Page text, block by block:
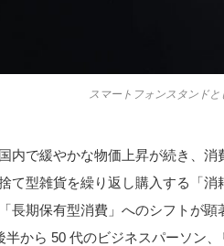
スマートフォンスタンド
内で緩やかな物価上昇が続き、消
て型雑貨を繰り返し購入する「
長期保有型消費」へのシフトが顕
半から 50 代のビジネスパーソン